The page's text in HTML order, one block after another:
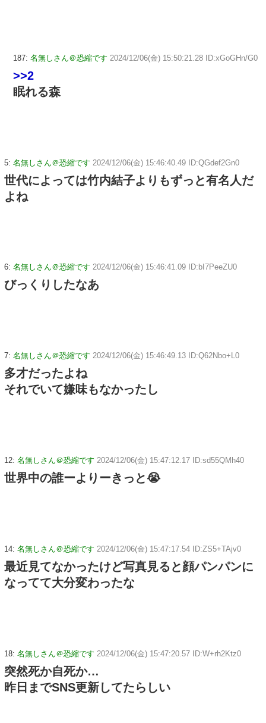
187: 名無しさん＠恐縮です 2024/12/06(金) 15:50:21.28 ID:xGoGHn/G0
>>2
眠れる森
5: 名無しさん＠恐縮です 2024/12/06(金) 15:46:40.49 ID:QGdef2Gn0
世代によっては竹内結子よりもずっと有名人だ
よね
6: 名無しさん＠恐縮です 2024/12/06(金) 15:46:41.09 ID:bI7PeeZU0
びっくりしたなあ
7: 名無しさん＠恐縮です 2024/12/06(金) 15:46:49.13 ID:Q62Nbo+L0
多才だったよね
それでいて嫌味もなかったし
12: 名無しさん＠恐縮です 2024/12/06(金) 15:47:12.17 ID:sd55QMh40
世界中の誰ーよりーきっと😭
14: 名無しさん＠恐縮です 2024/12/06(金) 15:47:17.54 ID:ZS5+TAjv0
最近見てなかったけど写真見ると顔パンパンに
なってて大分変わったな
18: 名無しさん＠恐縮です 2024/12/06(金) 15:47:20.57 ID:W+rh2Ktz0
突然死か自死か…
昨日までSNS更新してたらしい